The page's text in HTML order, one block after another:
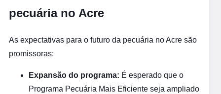
pecuária no Acre
As expectativas para o futuro da pecuária no Acre são
promissoras:
Expansão do programa: É esperado que o
Programa Pecuária Mais Eficiente seja ampliado